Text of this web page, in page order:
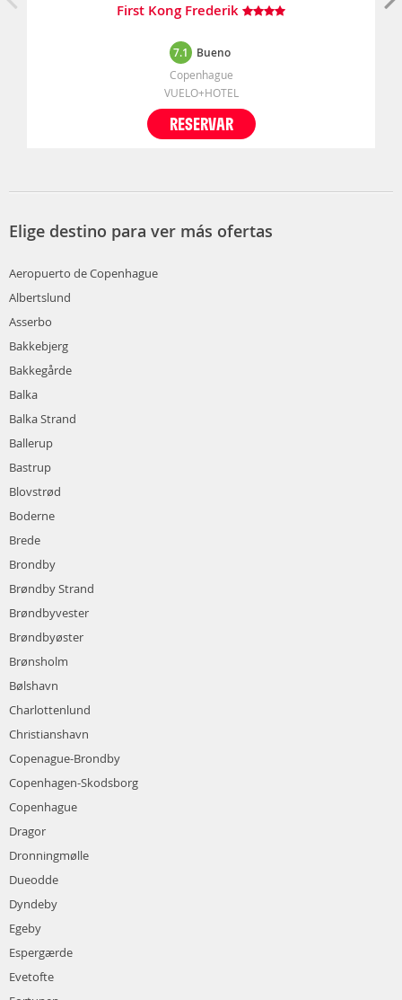
First Kong Frederik
7.1 Bueno
Copenhague
VUELO+HOTEL
RESERVAR
Elige destino para ver más ofertas
Aeropuerto de Copenhague
Albertslund
Asserbo
Bakkebjerg
Bakkegårde
Balka
Balka Strand
Ballerup
Bastrup
Blovstrød
Boderne
Brede
Brondby
Brøndby Strand
Brøndbyvester
Brøndbyøster
Brønsholm
Bølshavn
Charlottenlund
Christianshavn
Copenague-Brondby
Copenhagen-Skodsborg
Copenhague
Dragor
Dronningmølle
Dueodde
Dyndeby
Egeby
Espergærde
Evetofte